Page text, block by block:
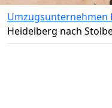
Umzugsunternehmen
Heidelberg nach